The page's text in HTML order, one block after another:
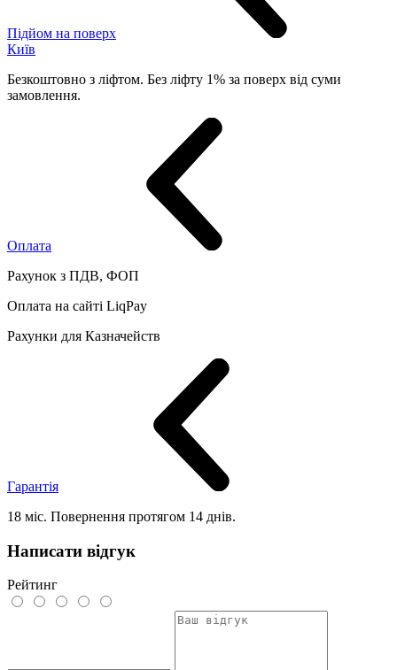
Підйом на поверх
Київ
Безкоштовно з ліфтом. Без ліфту 1% за поверх від суми
замовлення.
Оплата
Рахунок з ПДВ, ФОП
Оплата на сайті LiqPay
Рахунки для Казначейств
Гарантія
18 міс. Повернення протягом 14 днів.
Написати відгук
Рейтинг